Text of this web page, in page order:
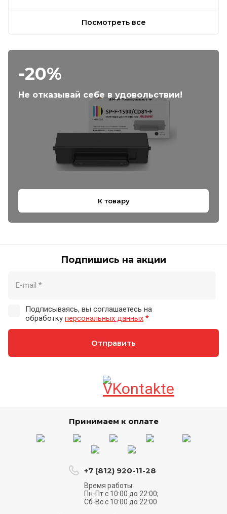
Посмотреть все
-20%
Не отказывай себе в удовольствии!
К товару
Подпишись на акции
Подписываясь, вы соглашаетесь на
обработку персональных данных *
Отправить
Принимаем к оплате
+7 (812) 920-11-28
Время работы:
Пн-Пт с 10:00 до 22:00;
Сб-Вс с 10:00 до 22:00